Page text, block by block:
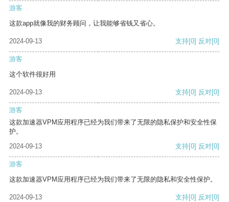
游客
这款app就像我的财务顾问，让我能够省钱又省心。
2024-09-13 支持[0] 反对[0]
游客
这个软件很好用
2024-09-13 支持[0] 反对[0]
游客
这款加速器VPM应用程序已经为我们带来了无限的隐私保护和安全性保
护。
2024-09-13
支持[0] 反对[0]
游客
这款加速器VPM应用程序已经为我们带来了无限的隐私和安全性保护。
2024-09-13 支持[0] 反对[0]